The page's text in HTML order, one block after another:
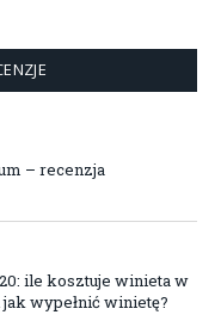
– recenzja
ile kosztuje winieta w
wypełnić winietę?